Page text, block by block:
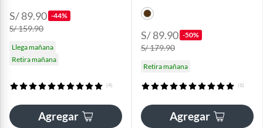
S/ 89.90 -44%
S/ 159.90
Llega mañana
Retira mañana
(4)
Agregar
S/ 89.90 -50%
S/ 179.90
Retira mañana
(6)
Agregar